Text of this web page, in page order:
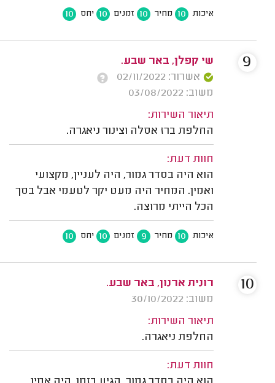
איכות 10 מחיר 10 זמנים 10 יחס 10
שי קפלן, באר שבע.
אשרור: 02/11/2022
משוב: 03/08/2022
תיאור השירות:
החלפת ברז אסלה וצינור ניאגרה.
חוות דעת:
הוא היה בסדר גמור, היה לעניין, מקצועי
ואמין. המחיר היה מעט יקר לטעמי אבל בסך
הכל הייתי מרוצה.
איכות 10 מחיר 9 זמנים 10 יחס 10
9
רונית ארנון, באר שבע.
משוב: 30/10/2022
תיאור השירות:
החלפת ניאגרה.
חוות דעת:
10